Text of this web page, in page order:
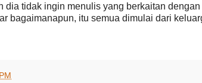
dia tidak ingin menulis yang berkaitan
bagaimanapun, itu semua dimulai dari